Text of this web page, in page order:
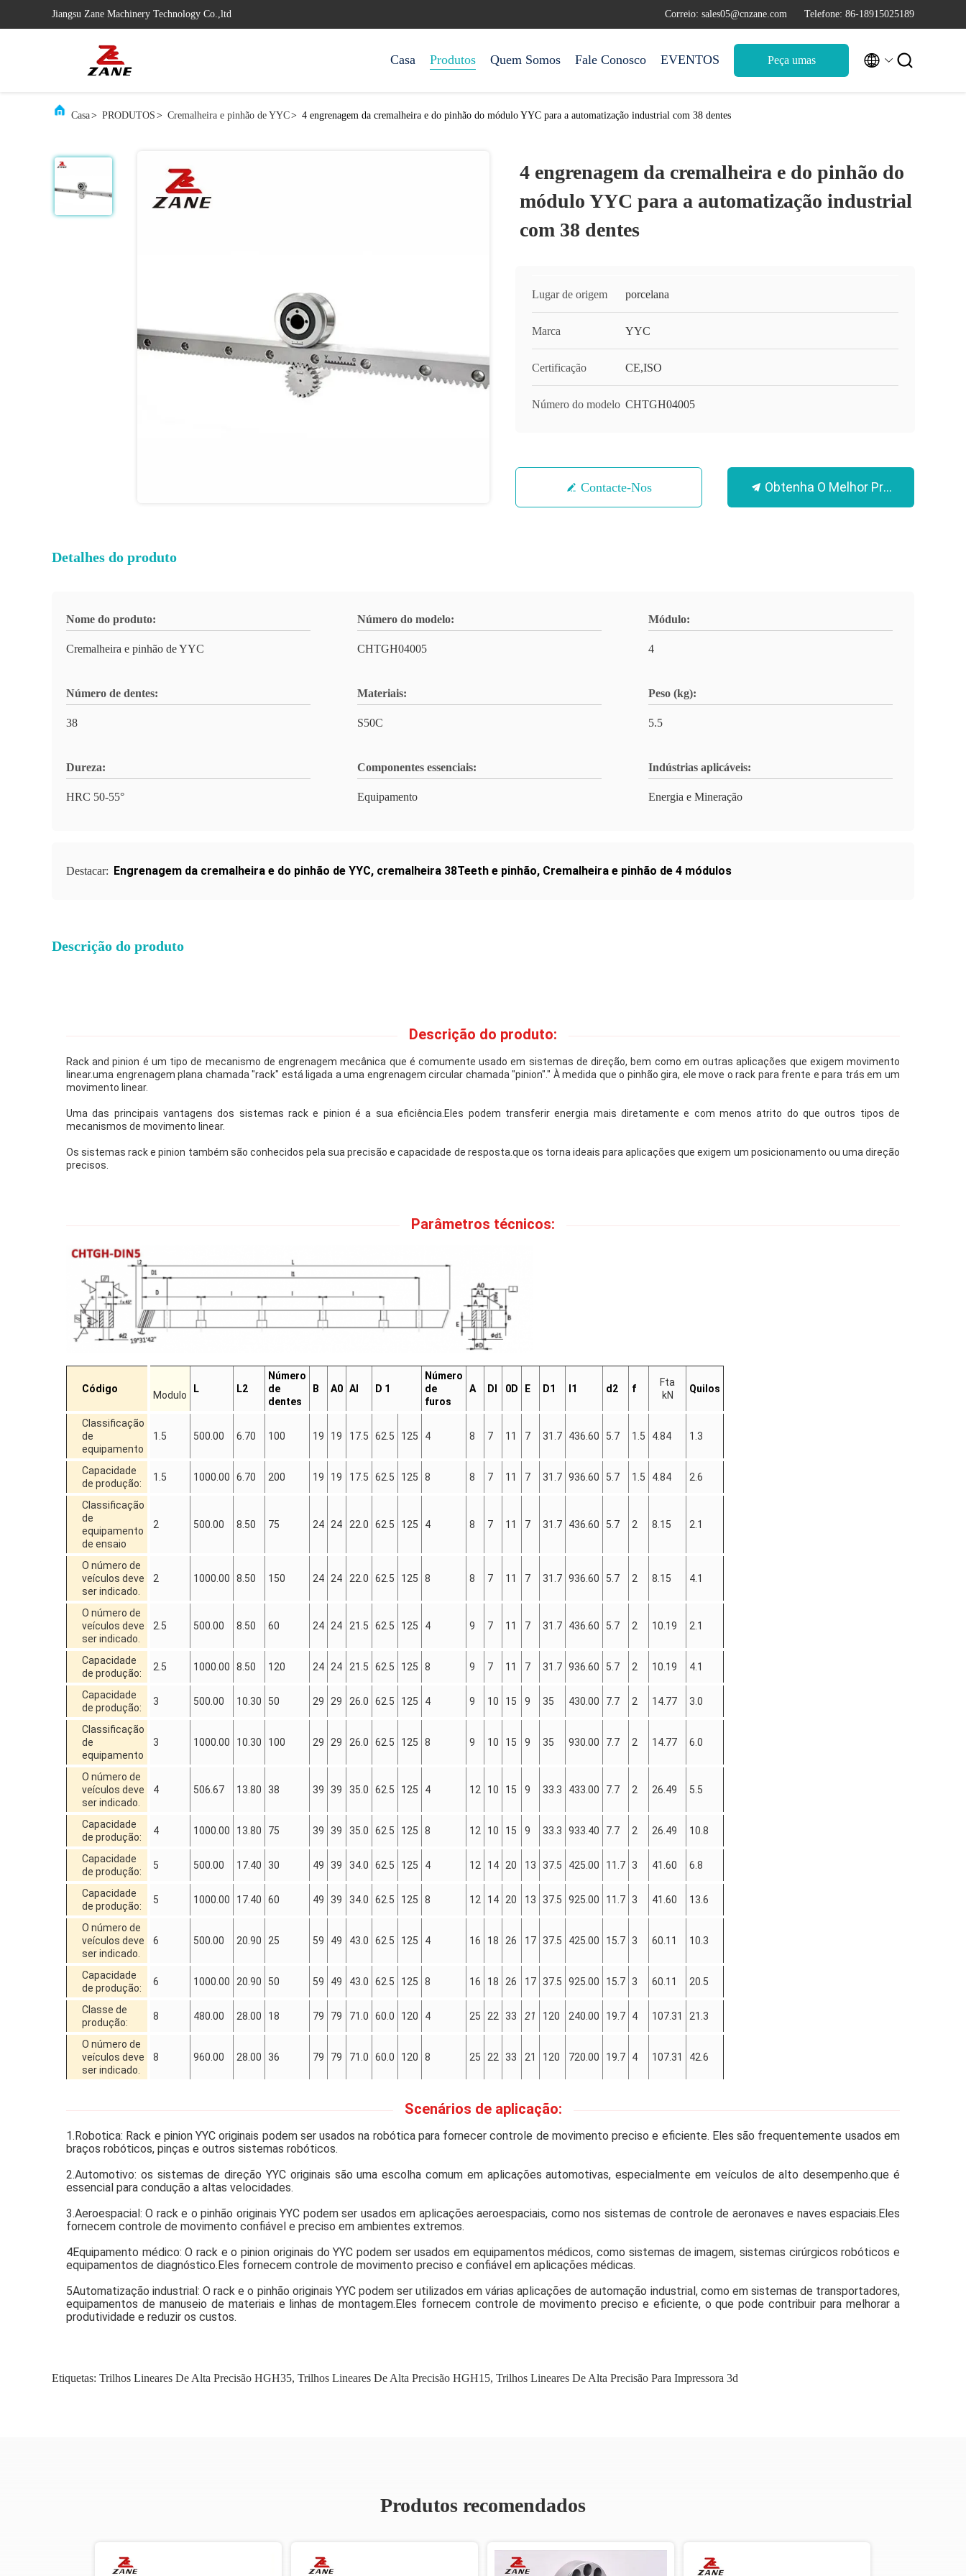
Jiangsu Zane Machinery Technology Co.,ltd Correio: sales05@cnzane.com Telefone: 86-18915025189
Casa Produtos Quem Somos Fale Conosco EVENTOS Peça umas  
Casa> PRODUTOS > Cremalheira e pinhão de YYC> 4 engrenagem da cremalheira e do pinhão do módulo YYC para a automatização industrial com 38 dentes
4 engrenagem da cremalheira e do pinhão do
módulo YYC para a automatização industrial
com 38 dentes
Lugar de origem porcelana
Marca YYC
Certificação CE,ISO
Número do modelo CHTGH04005
Contacte-Nos Obtenha O Melhor Preço
Detalhes do produto
Nome do produto:
Cremalheira e pinhão de YYC
Número do modelo:
CHTGH04005
Módulo:
4
Número de dentes:
38
Materiais:
S50C
Peso (kg):
5.5
Dureza:
HRC 50-55°
Componentes essenciais:
Equipamento
Indústrias aplicáveis:
Energia e Mineração
Destacar: Engrenagem da cremalheira e do pinhão de YYC, cremalheira 38Teeth e pinhão, Cremalheira e pinhão de 4 módulos
Descrição do produto
Descrição do produto:
Rack and pinion é um tipo de mecanismo de engrenagem mecânica que é comumente usado em sistemas de direção, bem como em outras aplicações que exigem movimento
linear.uma engrenagem plana chamada "rack" está ligada a uma engrenagem circular chamada "pinion"." À medida que o pinhão gira, ele move o rack para frente e para trás em um
movimento linear.
Uma das principais vantagens dos sistemas rack e pinion é a sua eficiência.Eles podem transferir energia mais diretamente e com menos atrito do que outros tipos de
mecanismos de movimento linear.
Os sistemas rack e pinion também são conhecidos pela sua precisão e capacidade de resposta.que os torna ideais para aplicações que exigem um posicionamento ou uma direção
precisos.
Parâmetros técnicos:
Código
Modulo
L L2
Número
de
dentes
B A0 Al D 1
Número
de
furos
A Dl 0D E D1 I1 d2 f
Fta
kN
Quilos
Classificação
de
equipamento
1.5 500.00 6.70 100 19 19 17.5 62.5 125 4 8 7 11 7 31.7 436.60 5.7 1.5 4.84 1.3
Capacidade
de produção:
1.5 1000.00 6.70 200 19 19 17.5 62.5 125 8 8 7 11 7 31.7 936.60 5.7 1.5 4.84 2.6
Classificação
de
equipamento
de ensaio
2 500.00 8.50 75 24 24 22.0 62.5 125 4 8 7 11 7 31.7 436.60 5.7 2 8.15 2.1
O número de
veículos deve
ser indicado.
2 1000.00 8.50 150 24 24 22.0 62.5 125 8 8 7 11 7 31.7 936.60 5.7 2 8.15 4.1
O número de
veículos deve
ser indicado.
2.5 500.00 8.50 60 24 24 21.5 62.5 125 4 9 7 11 7 31.7 436.60 5.7 2 10.19 2.1
Capacidade
de produção:
2.5 1000.00 8.50 120 24 24 21.5 62.5 125 8 9 7 11 7 31.7 936.60 5.7 2 10.19 4.1
Capacidade
de produção:
3 500.00 10.30 50 29 29 26.0 62.5 125 4 9 10 15 9 35 430.00 7.7 2 14.77 3.0
Classificação
de
equipamento
3 1000.00 10.30 100 29 29 26.0 62.5 125 8 9 10 15 9 35 930.00 7.7 2 14.77 6.0
O número de
veículos deve
ser indicado.
4 506.67 13.80 38 39 39 35.0 62.5 125 4 12 10 15 9 33.3 433.00 7.7 2 26.49 5.5
Capacidade
de produção:
4 1000.00 13.80 75 39 39 35.0 62.5 125 8 12 10 15 9 33.3 933.40 7.7 2 26.49 10.8
Capacidade
de produção:
5 500.00 17.40 30 49 39 34.0 62.5 125 4 12 14 20 13 37.5 425.00 11.7 3 41.60 6.8
Capacidade
de produção:
5 1000.00 17.40 60 49 39 34.0 62.5 125 8 12 14 20 13 37.5 925.00 11.7 3 41.60 13.6
O número de
veículos deve
ser indicado.
6 500.00 20.90 25 59 49 43.0 62.5 125 4 16 18 26 17 37.5 425.00 15.7 3 60.11 10.3
Capacidade
de produção:
6 1000.00 20.90 50 59 49 43.0 62.5 125 8 16 18 26 17 37.5 925.00 15.7 3 60.11 20.5
Classe de
produção:
8 480.00 28.00 18 79 79 71.0 60.0 120 4 25 22 33 21 120 240.00 19.7 4 107.31 21.3
O número de
veículos deve
ser indicado.
8 960.00 28.00 36 79 79 71.0 60.0 120 8 25 22 33 21 120 720.00 19.7 4 107.31 42.6
Scenários de aplicação:
1.Robotica: Rack e pinion YYC originais podem ser usados na robótica para fornecer controle de movimento preciso e eficiente. Eles são frequentemente usados em
braços robóticos, pinças e outros sistemas robóticos.
2.Automotivo: os sistemas de direção YYC originais são uma escolha comum em aplicações automotivas, especialmente em veículos de alto desempenho.que é
essencial para condução a altas velocidades.
3.Aeroespacial: O rack e o pinhão originais YYC podem ser usados em aplicações aeroespaciais, como nos sistemas de controle de aeronaves e naves espaciais.Eles
fornecem controle de movimento confiável e preciso em ambientes extremos.
4Equipamento médico: O rack e o pinion originais do YYC podem ser usados em equipamentos médicos, como sistemas de imagem, sistemas cirúrgicos robóticos e
equipamentos de diagnóstico.Eles fornecem controle de movimento preciso e confiável em aplicações médicas.
5Automatização industrial: O rack e o pinhão originais YYC podem ser utilizados em várias aplicações de automação industrial, como em sistemas de transportadores,
equipamentos de manuseio de materiais e linhas de montagem.Eles fornecem controle de movimento preciso e eficiente, o que pode contribuir para melhorar a
produtividade e reduzir os custos.
Etiquetas: Trilhos Lineares De Alta Precisão HGH35, Trilhos Lineares De Alta Precisão HGH15, Trilhos Lineares De Alta Precisão Para Impressora 3d
Produtos recomendados